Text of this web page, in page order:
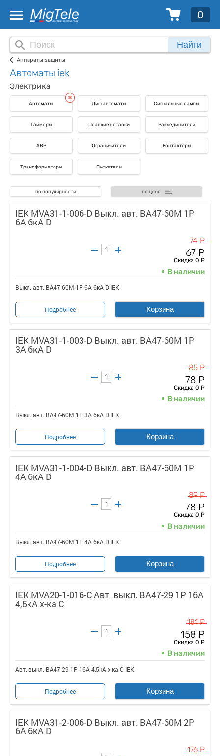
0
Найти
Аппараты защиты
Автоматы iek
Электрика
Автоматы Диф автоматы Сигнальные лампы
Таймеры Плавкие вставки Разъединители
АВР Ограничители Контакторы
Трансформаторы Пускатели
по популярности по цене
IEK MVA31-1-006-D Выкл. авт. ВА47-60M 1Р
6А 6кА D
74 Р
67 Р
Скидка 0 Р
В наличии
Выкл. авт. ВА47-60M 1Р 6А 6кА D IEK
Подробнее Корзина
IEK MVA31-1-003-D Выкл. авт. ВА47-60M 1Р
3А 6кА D
85 Р
78 Р
Скидка 0 Р
В наличии
Выкл. авт. ВА47-60M 1Р 3А 6кА D IEK
Подробнее Корзина
IEK MVA31-1-004-D Выкл. авт. ВА47-60M 1Р
4А 6кА D
89 Р
78 Р
Скидка 0 Р
В наличии
Выкл. авт. ВА47-60M 1Р 4А 6кА D IEK
Подробнее Корзина
IEK MVA20-1-016-C Авт. выкл. ВА47-29 1Р 16А
4,5кА х-ка С
181 Р
158 Р
Скидка 0 Р
В наличии
Авт. выкл. ВА47-29 1Р 16А 4,5кА х-ка С IEK
Подробнее Корзина
IEK MVA31-2-006-D Выкл. авт. ВА47-60M 2Р
6А 6кА D
176 Р